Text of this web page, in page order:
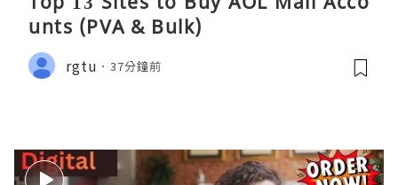
unts (PVA & Bulk)
rgtu 37分鐘前